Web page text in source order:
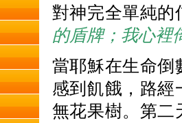
對神完全單純的
的盾牌；我心裡
當耶穌在生命倒
感到飢餓，路經
無花果樹。第二